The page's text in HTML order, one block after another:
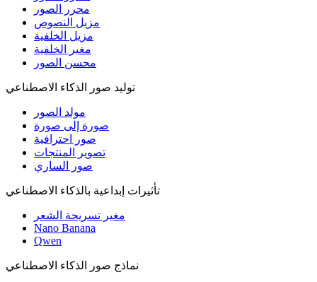
محرر الصور
مزيل النصوص
مزيل الخلفية
مغير الخلفية
محسن الصور
توليد صور الذكاء الاصطناعي
مولد الصور
صورة إلى صورة
صور احترافية
تصوير المنتجات
صور الساري
تأثيرات إبداعية بالذكاء الاصطناعي
مغير تسريحة الشعر
Nano Banana
Qwen
نماذج صور الذكاء الاصطناعي